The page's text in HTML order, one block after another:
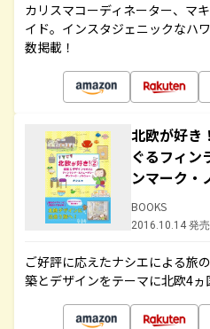
カリスマコーディネーター、マ
イド。インスタジェニックなハ
数掲載！
北欧が好き
ぐるフィン
ンマーク・
BOOKS
2016.10.14 発売
ご好評に応えたナシエによる旅
築とデザインをテーマに北欧4ヵ